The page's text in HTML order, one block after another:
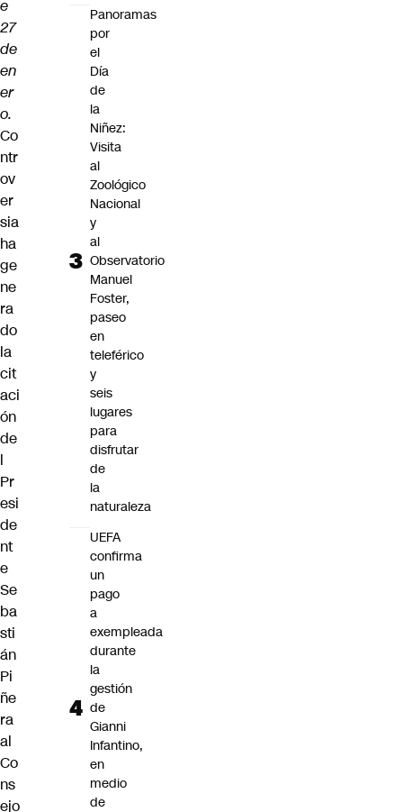
e
27
de
en
er
o.
Co
ntr
ov
er
sia
ha
ge
ne
ra
do
la
cit
aci
ón
de
l
Pr
esi
de
nt
e
Se
ba
sti
án
Pi
ñe
ra
al
Co
ns
ejo
Panoramas
por
el
Día
de
la
Niñez:
Visita
al
Zoológico
Nacional
y
al
Observatorio
Manuel
Foster,
paseo
en
teleférico
y
seis
lugares
para
disfrutar
de
la
naturaleza
UEFA
confirma
un
pago
a
exempleada
durante
la
gestión
de
Gianni
Infantino,
en
medio
de